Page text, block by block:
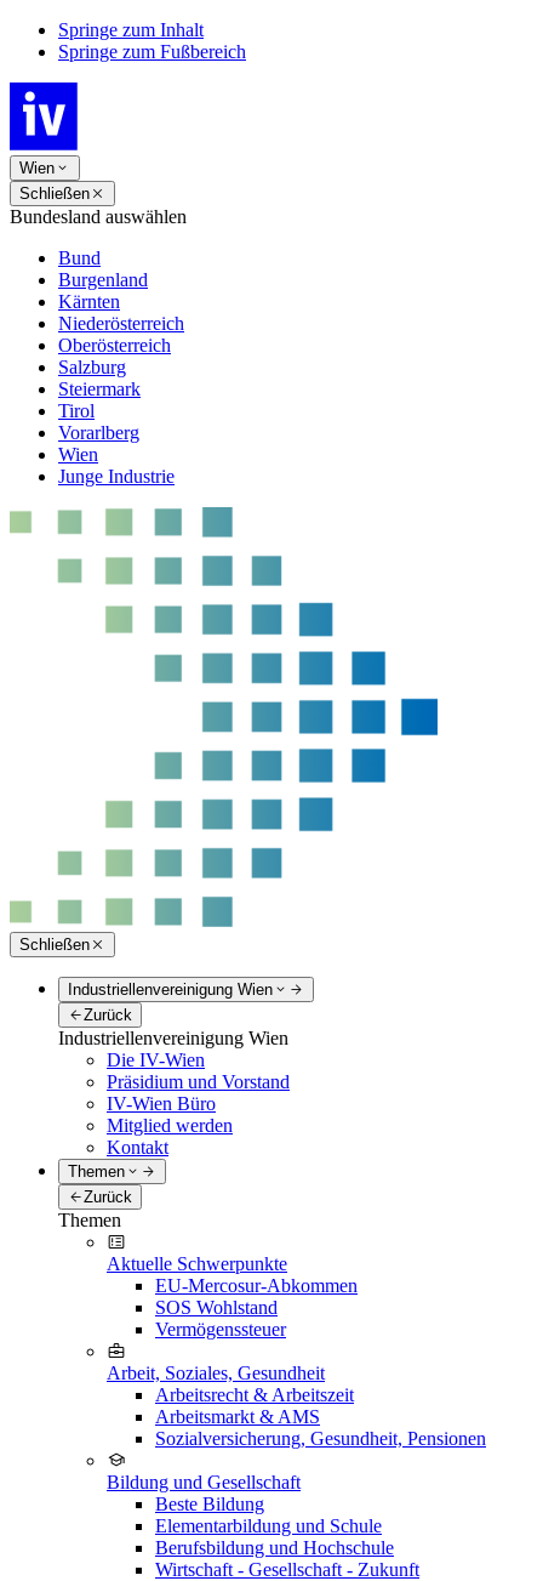
Springe zum Inhalt
Springe zum Fußbereich
Wien
Schließen
Bundesland auswählen
Bund
Burgenland
Kärnten
Niederösterreich
Oberösterreich
Salzburg
Steiermark
Tirol
Vorarlberg
Wien
Junge Industrie
Schließen
Industriellenvereinigung Wien
Zurück
Industriellenvereinigung Wien
Die IV-Wien
Präsidium und Vorstand
IV-Wien Büro
Mitglied werden
Kontakt
Themen
Zurück
Themen
Aktuelle Schwerpunkte
EU-Mercosur-Abkommen
SOS Wohlstand
Vermögenssteuer
Arbeit, Soziales, Gesundheit
Arbeitsrecht & Arbeitszeit
Arbeitsmarkt & AMS
Sozialversicherung, Gesundheit, Pensionen
Bildung und Gesellschaft
Beste Bildung
Elementarbildung und Schule
Berufsbildung und Hochschule
Wirtschaft - Gesellschaft - Zukunft